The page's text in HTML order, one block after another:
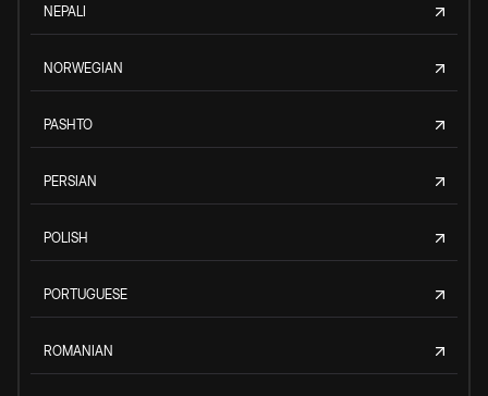
NEPALI
NORWEGIAN
PASHTO
PERSIAN
POLISH
PORTUGUESE
ROMANIAN